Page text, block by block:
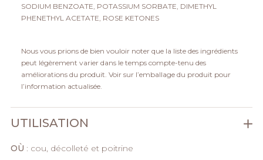
SODIUM BENZOATE, POTASSIUM SORBATE, DIMETHYL
PHENETHYL ACETATE, ROSE KETONES
Nous vous prions de bien vouloir noter que la liste des ingrédients
peut légèrement varier dans le temps compte-tenu des
améliorations du produit. Voir sur l’emballage du produit pour
l’information actualisée.
UTILISATION
OÙ : cou, décolleté et poitrine